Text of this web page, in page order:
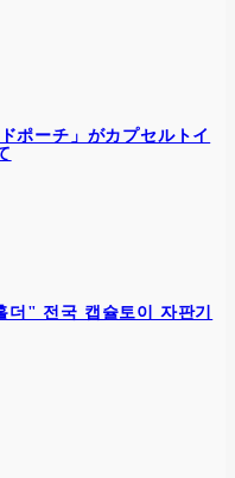
ポーチ」がカプセルトイ
" 전국 캡슐토이 자판기